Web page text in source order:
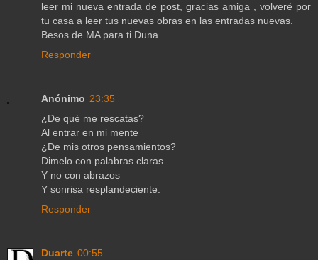
leer mi nueva entrada de post, gracias amiga , volveré por
tu casa a leer tus nuevas obras en las entradas nuevas.
Besos de MA para ti Duna.
Responder
Anónimo 23:35
¿De qué me rescatas?
Al entrar en mi mente
¿De mis otros pensamientos?
Dimelo con palabras claras
Y no con abrazos
Y sonrisa resplandeciente.
Responder
Duarte 00:55